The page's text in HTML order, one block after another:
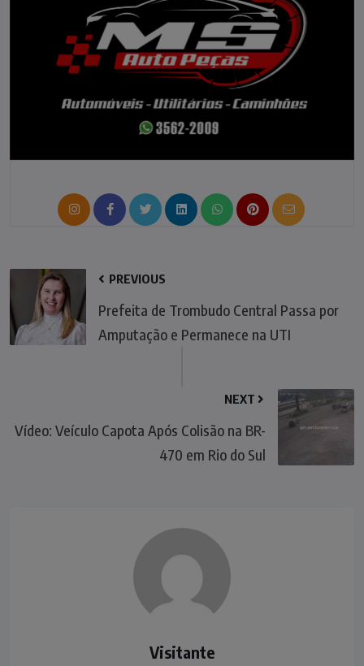
PREVIOUS
Prefeita de Trombudo Central Passa por
Amputação e Permanece na UTI
NEXT
Vídeo: Veículo Capota Após Colisão na BR-
470 em Rio do Sul
Visitante